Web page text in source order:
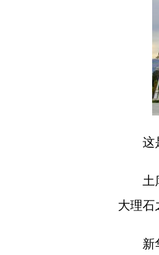
这是
土库
大理石
新华